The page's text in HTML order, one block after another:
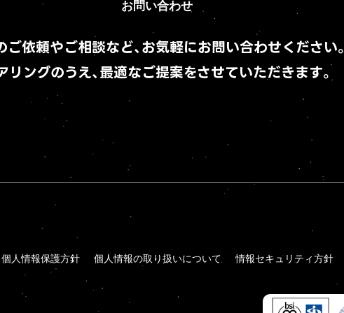
Contact
お問い合わせ
お問い合わせ
ご依頼やご相談など、 お気軽にお問い合わせください。
リングのうえ、 最適なご提案をさせていただきます。
個人情報保護方針
個人情報保護方針
個人情報の取り扱いについて
個人情報の取り扱いについて
情報セキュリティ方針
情報セキュリティ方針